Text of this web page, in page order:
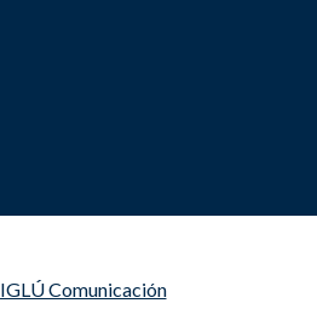
IGLÚ Comunicación